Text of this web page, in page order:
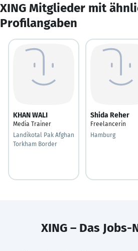
XING Mitglieder mit
Profilangaben
KHAN WALI
Media Trainer
Landikotal Pak Afghan
Torkham Border
Shida Reher
Freelancerin
Hamburg
XING – Das